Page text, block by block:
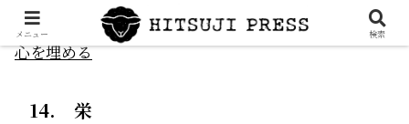
心を埋める
14. 栄
メニュー 検索